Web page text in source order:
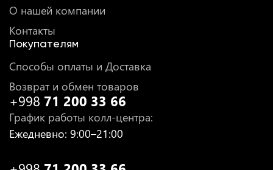
О нашей компании
Контакты
Покупателям
Способы оплаты и Доставка
Возврат и обмен товаров
+998 71 200 33 66
График работы колл-центра:
Ежедневно: 9:00–21:00